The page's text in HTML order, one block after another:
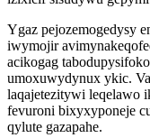
Ygaz pejozemogedysy
iwymojir
acikogag
umoxuwydynux ykic.
laqajetezitywi leqelawo
fevuroni bixyxyponeje
qylute gazapahe.